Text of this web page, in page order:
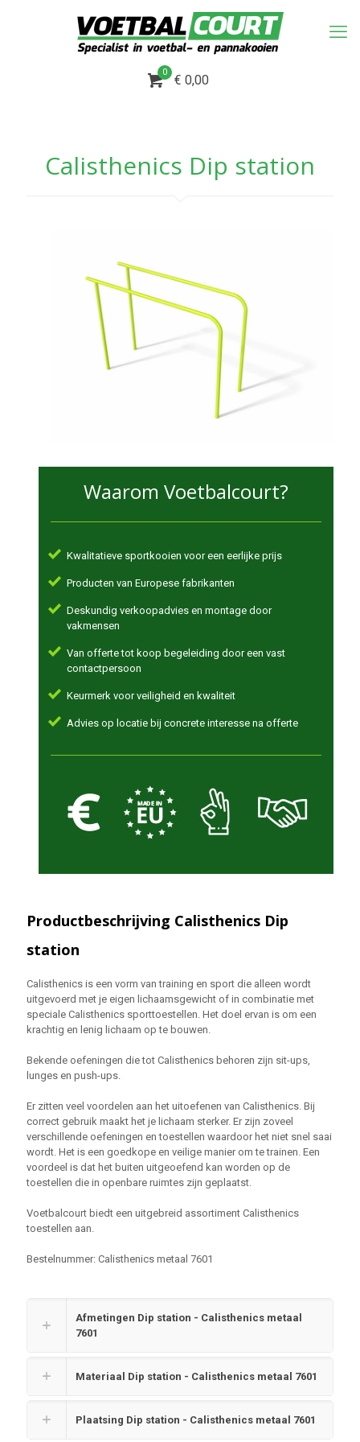
0
€ 0,00
Calisthenics Dip station
Waarom Voetbalcourt?
Kwalitatieve sportkooien voor een eerlijke prijs
Producten van Europese fabrikanten
Deskundig verkoopadvies en montage door
vakmensen
Van offerte tot koop begeleiding door een vast
contactpersoon
Keurmerk voor veiligheid en kwaliteit
Advies op locatie bij concrete interesse na offerte
Productbeschrijving Calisthenics Dip
station
Calisthenics is een vorm van training en sport die alleen wordt
uitgevoerd met je eigen lichaamsgewicht of in combinatie met
speciale Calisthenics sporttoestellen. Het doel ervan is om een
krachtig en lenig lichaam op te bouwen.
Bekende oefeningen die tot Calisthenics behoren zijn sit-ups,
lunges en push-ups.
Er zitten veel voordelen aan het uitoefenen van Calisthenics. Bij
correct gebruik maakt het je lichaam sterker. Er zijn zoveel
verschillende oefeningen en toestellen waardoor het niet snel saai
wordt. Het is een goedkope en veilige manier om te trainen. Een
voordeel is dat het buiten uitgeoefend kan worden op de
toestellen die in openbare ruimtes zijn geplaatst.
Voetbalcourt biedt een uitgebreid assortiment Calisthenics
toestellen aan.
Bestelnummer: Calisthenics metaal 7601
Afmetingen Dip station - Calisthenics metaal
7601
Materiaal Dip station - Calisthenics metaal 7601
Plaatsing Dip station - Calisthenics metaal 7601